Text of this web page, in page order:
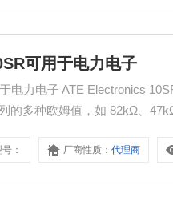
可用于电力电子
电力电子 ATE Electronics
的多种欧姆值，如 82kΩ、
： 厂商性质：代理商